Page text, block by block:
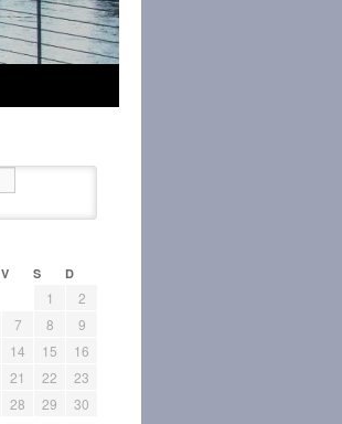
V S D
1
2
7 8
9
14 15
16
21 22
23
28 29
30